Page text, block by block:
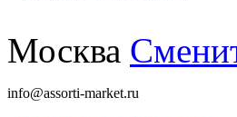
Москва
info@assorti-market.ru